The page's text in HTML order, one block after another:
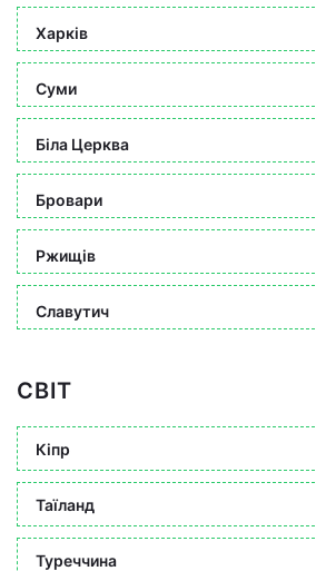
Харків
Суми
Біла Церква
Бровари
Ржищів
Славутич
СВІТ
Кіпр
Таїланд
Туреччина